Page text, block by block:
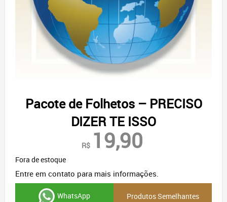
Pacote de Folhetos – PRECISO
DIZER TE ISSO
R$ 19,90
Fora de estoque
Entre em contato para mais informações.
WhatsApp Produtos Semelhantes